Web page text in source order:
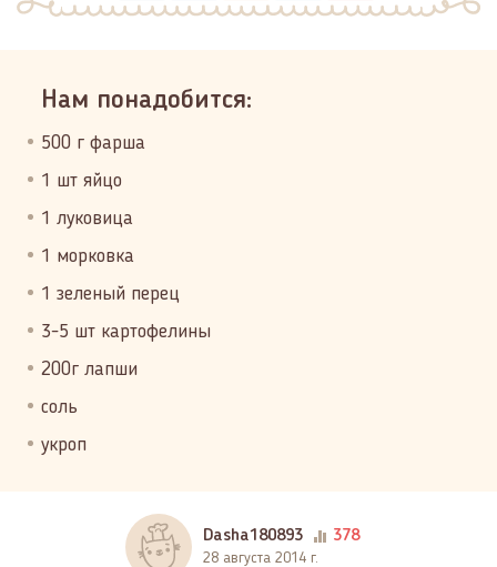
Нам понадобится:
500 г фарша
1 шт яйцо
1 луковица
1 морковка
1 зеленый перец
3-5 шт картофелины
200г лапши
соль
укроп
Dasha180893 378
28 августа 2014 г.